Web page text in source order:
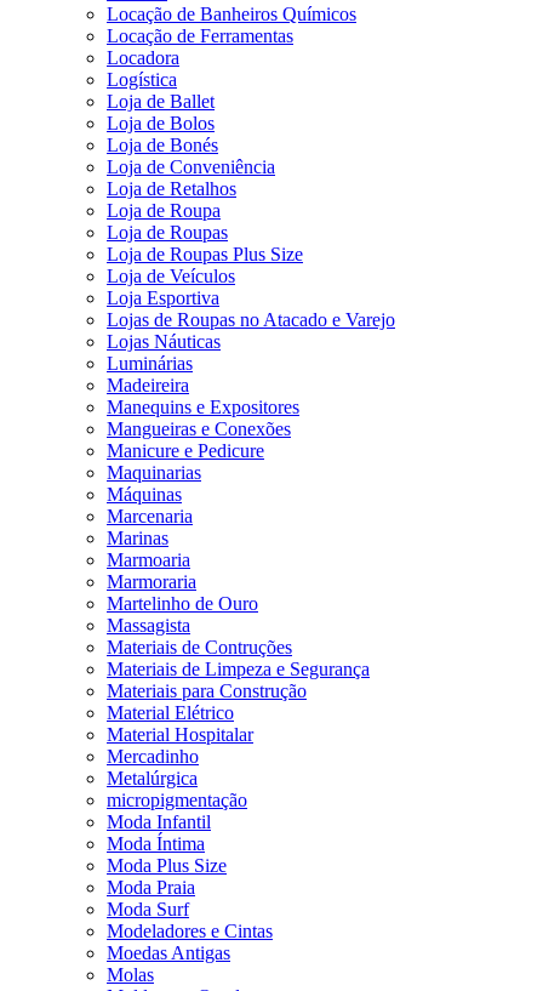
Locação de Banheiros Químicos
Locação de Ferramentas
Locadora
Logística
Loja de Ballet
Loja de Bolos
Loja de Bonés
Loja de Conveniência
Loja de Retalhos
Loja de Roupa
Loja de Roupas
Loja de Roupas Plus Size
Loja de Veículos
Loja Esportiva
Lojas de Roupas no Atacado e Varejo
Lojas Náuticas
Luminárias
Madeireira
Manequins e Expositores
Mangueiras e Conexões
Manicure e Pedicure
Maquinarias
Máquinas
Marcenaria
Marinas
Marmoaria
Marmoraria
Martelinho de Ouro
Massagista
Materiais de Contruções
Materiais de Limpeza e Segurança
Materiais para Construção
Material Elétrico
Material Hospitalar
Mercadinho
Metalúrgica
micropigmentação
Moda Infantil
Moda Íntima
Moda Plus Size
Moda Praia
Moda Surf
Modeladores e Cintas
Moedas Antigas
Molas